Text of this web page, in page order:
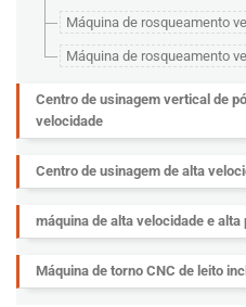
Máquina de rosqueamento
Máquina de rosqueamento
Centro de usinagem vertical de
velocidade
Centro de usinagem de alta
máquina de alta velocidade e alta
Máquina de torno CNC de leito